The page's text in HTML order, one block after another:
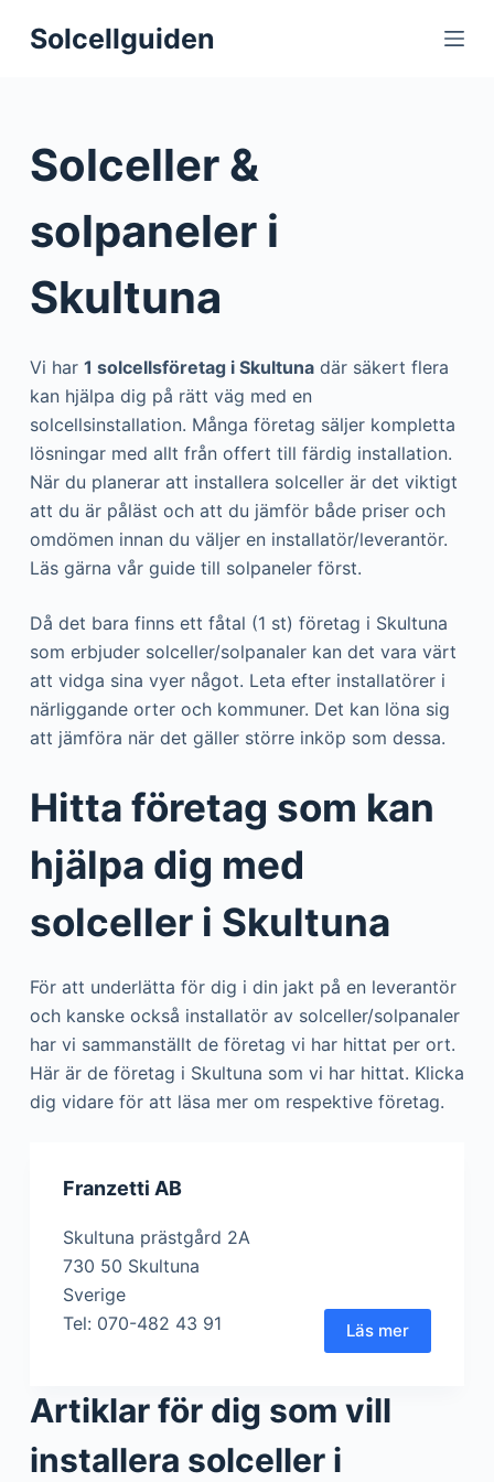
S
o
o
e
Solcellguiden
Solceller &
solpaneler i
Skultuna
Vi har 1 solcellsföretag i Skultunadär säkert flera
kan hjälpa dig på rätt väg med en
solcellsinstallation. Många företag säljer kompletta
lösningar med allt från offert till färdig installation.
När du planerar att installera solceller är det viktigt
att du är påläst och att du jämför både priser och
omdömen innan du väljer en installatör/leverantör.
Läs gärna vår guide till solpaneler först.
Då det bara finns ett fåtal (1 st) företag i Skultuna
som erbjuder solceller/solpanaler kan det vara värt
att vidga sina vyer något. Leta efter installatörer i
närliggande orter och kommuner. Det kan löna sig
att jämföra när det gäller större inköp som dessa.
Hitta företag som kan
hjälpa dig med
solceller i Skultuna
För att underlätta för dig i din jakt på en leverantör
och kanske också installatör av solceller/solpanaler
har vi sammanställt de företag vi har hittat per ort.
Här är de företag i Skultuna som vi har hittat. Klicka
dig vidare för att läsa mer om respektive företag.
Franzetti AB
Skultuna prästgård 2A
730 50 Skultuna
Sverige
Tel: 070-482 43 91
Läs mer
Artiklar för dig som vill
installera solceller i